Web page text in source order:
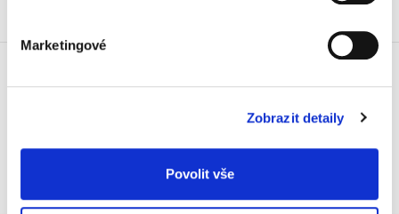
Marketingové
Zobrazit detaily
Povolit vše
Stroj na hřebenovou vazbu
Skladem